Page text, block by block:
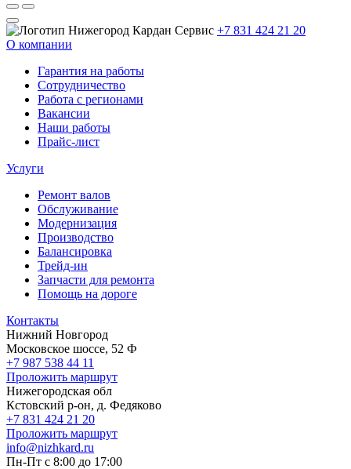
+7 831 424 21 20
О компании
Гарантия на работы
Сотрудничество
Работа с регионами
Вакансии
Наши работы
Прайс-лист
Услуги
Ремонт валов
Обслуживание
Модернизация
Производство
Балансировка
Трейд-ин
Запчасти для ремонта
Помощь на дороге
Контакты
Нижний Новгород
Московское шоссе, 52 Ф
+7 987 538 44 11
Проложить маршрут
Нижегородская обл
Кстовский р-он, д. Федяково
+7 831 424 21 20
Проложить маршрут
info@nizhkard.ru
Пн-Пт с 8:00 до 17:00